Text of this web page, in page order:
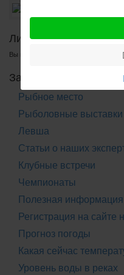
Личные сообщения.
Вы не авторизованы.
Заметки рыболовов
Рыбное место
Рыболовные выставки
Левша
Статьи о наших
Клубные встречи
Чемпионаты
Полезная информация
Регистрация на сайте
Прогноз погоды
Какая сейчас
Уровень воды в реках